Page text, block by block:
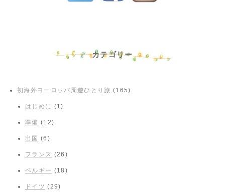
カテゴリー
初海外ヨーロッパ周遊ひとり旅 (165)
はじめに (1)
準備 (12)
出国 (6)
フランス (26)
ベルギー (18)
ドイツ (29)